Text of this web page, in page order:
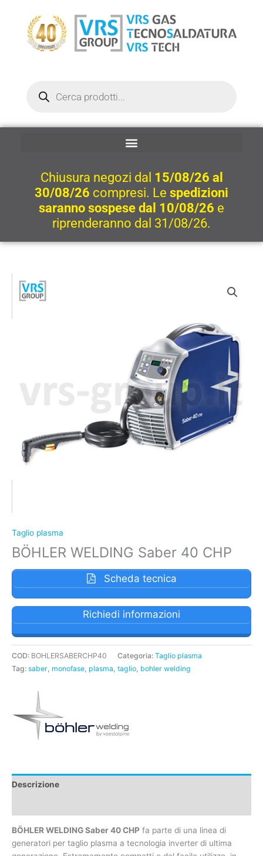
contenuto
Chiusura negozi dal 15/08/26 al
30/08/26 compresi. Le spedizioni
saranno sospese dal 10/08/26 e
riprenderanno dal 31/08/26.
Taglio plasma
BÖHLER WELDING Saber 40 CHP
Scheda tecnica
Richiedi informazioni
COD: BOHLERSABERCHP40 Categoria: Taglio plasma
Tag: saber monofase plasma taglio bohler welding
Descrizione
BÖHLER WELDING Saber 40 CHP fa parte di una linea di
generatori per taglio plasma a tecnologia inverter di ultima